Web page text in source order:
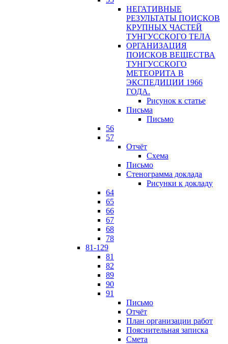
НЕГАТИВНЫЕ
РЕЗУЛЬТАТЫ ПОИСКОВ
КРУПНЫХ ЧАСТЕЙ
ТУНГУССКОГО ТЕЛА
ОРГАНИЗАЦИЯ
ПОИСКОВ ВЕЩЕСТВА
ТУНГУССКОГО
МЕТЕОРИТА В
ЭКСПЕДИЦИИ 1966
ГОДА.
Рисунок к статье
Письма
Письмо
56
57
Отчёт
Схема
Письмо
Стенограмма доклада
Рисунки к докладу
64
65
66
67
68
78
81-129
81
82
89
90
91
Письмо
Отчёт
План организации работ
Пояснительная записка
Смета